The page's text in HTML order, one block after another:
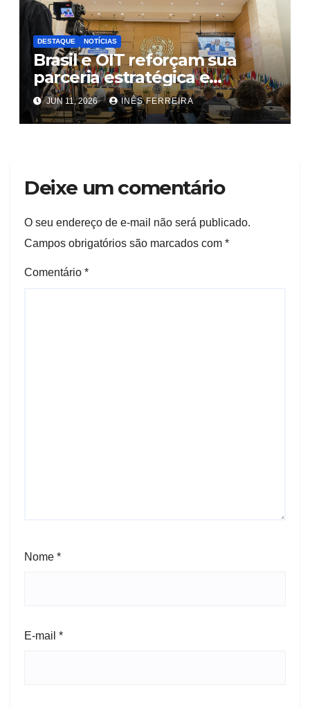
DESTAQUE NOTÍCIAS
Brasil e OIT reforçam sua
parceria estratégica e
compromisso com a
Cooperação Sul-Sul
JUN 11, 2026 INÊS FERREIRA
Deixe um comentário
O seu endereço de e-mail não será publicado.
Campos obrigatórios são marcados com *
Comentário *
Nome *
E-mail *